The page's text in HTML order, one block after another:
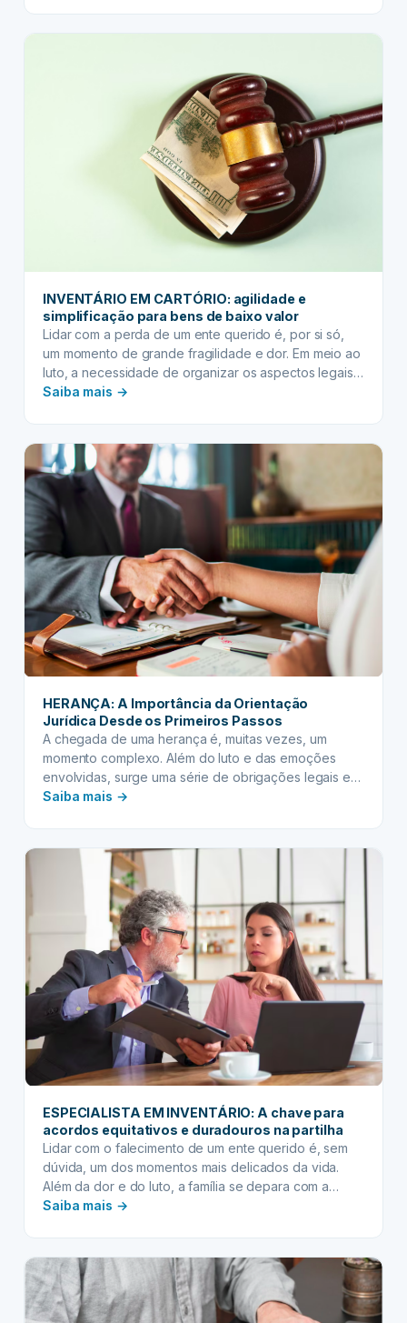
Investimento
inteligente
evitar
gastos
futuros
INVENTÁRIO EM CARTÓRIO: agilidade e
simplificação para bens de baixo valor
Lidar com a perda de um ente querido é, por si só,
um momento de grande fragilidade e dor. Em meio ao
luto, a necessidade de organizar os aspectos legais
da sucessão patrimonial pode parecer uma tarefa
espera e custos…
Saiba mais →:
CARTÓRIO:
agilidade
e
simplificação
para
bens
de
baixo
valor
HERANÇA: A Importância da Orientação
Jurídica Desde os Primeiros Passos
A chegada de uma herança é, muitas vezes, um
momento complexo. Além do luto e das emoções
envolvidas, surge uma série de obrigações legais e
burocráticas que podem transformar o processo em
clareza e precisão. É exatamente por isso que…
Saiba mais →:
Importância
da
Orientação
Jurídica
Desde
os
Primeiros
Passos
ESPECIALISTA EM INVENTÁRIO: A chave para
acordos equitativos e duradouros na partilha
Lidar com o falecimento de um ente querido é, sem
dúvida, um dos momentos mais delicados da vida.
Além da dor e do luto, a família se depara com a
complexidade do processo de inventário – a
pode se transformar…
Saiba mais →:
INVENTÁRIO:
chave